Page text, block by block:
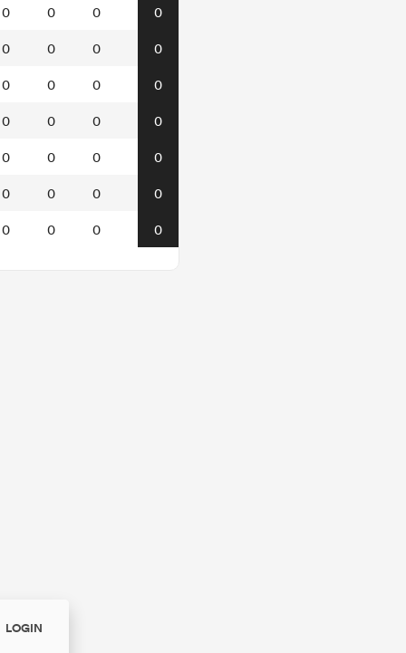
0 0 0 0
0 0 0 0
0 0 0 0
0 0 0 0
0 0 0 0
0 0 0 0
0 0 0 0
LOGIN